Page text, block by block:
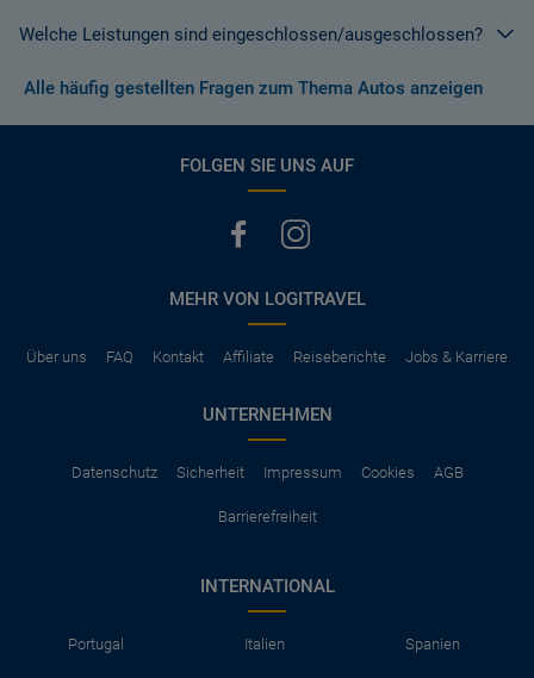
Sonderangebot informiert, bei dem ein zusätzlicher Fahrer
Derzeit ist der Mindestzeitraum für eine Autoanmietung 24
Welche Leistungen sind eingeschlossen/ausgeschlossen?
Normalerweise werden Ihnen in den AGB's die Leistungen beim
Abschluss der Buchung aufgezeigt. Wenn nicht anders
(Normalerweise mit SB)
Die folgenden Leistungen sind normalerweise im Mietpreis
Parkhäuser, Maut, Steuern, Strafzettel
Kindersitze, GPS, Schneeketten
Alle häufig gestellten Fragen zum Thema Autos anzeigen
FOLGEN SIE UNS AUF
MEHR VON LOGITRAVEL
Über uns FAQ Kontakt Affiliate Reiseberichte Jobs & Karriere
UNTERNEHMEN
Datenschutz Sicherheit Impressum Cookies AGB
Barrierefreiheit
INTERNATIONAL
Portugal Italien Spanien